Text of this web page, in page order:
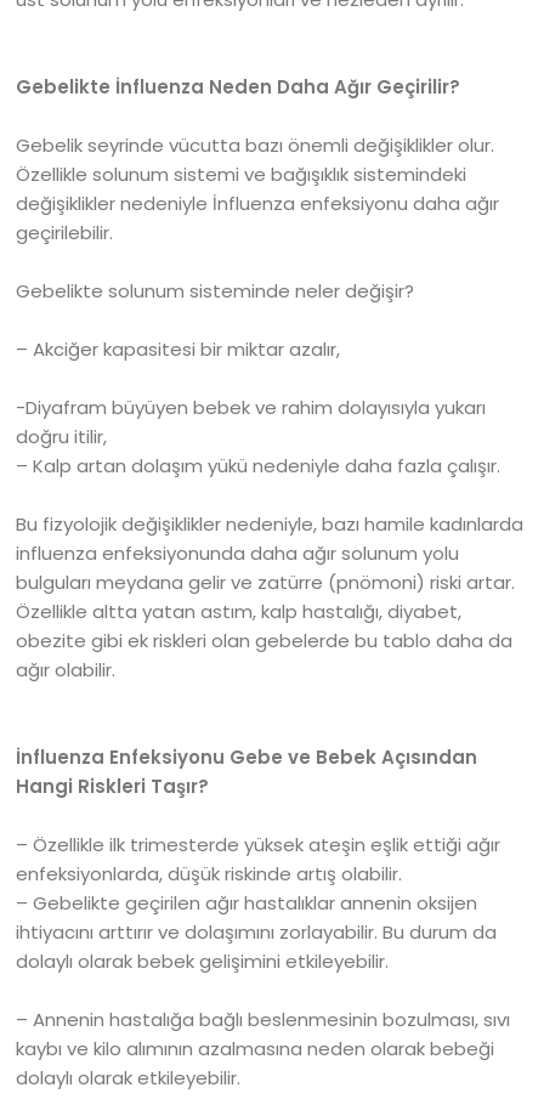
Gebelikte İnfluenza Neden Daha Ağır Geçirilir?
Gebelik seyrinde vücutta bazı önemli değişiklikler olur.
Özellikle solunum sistemi ve bağışıklık sistemindeki
değişiklikler nedeniyle İnfluenza enfeksiyonu daha ağır
geçirilebilir.
Gebelikte solunum sisteminde neler değişir?
– Akciğer kapasitesi bir miktar azalır,
-Diyafram büyüyen bebek ve rahim dolayısıyla yukarı
doğru itilir,
– Kalp artan dolaşım yükü nedeniyle daha fazla çalışır.
Bu fizyolojik değişiklikler nedeniyle, bazı hamile kadınlarda
influenza enfeksiyonunda daha ağır solunum yolu
bulguları meydana gelir ve zatürre (pnömoni) riski artar.
Özellikle altta yatan astım, kalp hastalığı, diyabet,
obezite gibi ek riskleri olan gebelerde bu tablo daha da
ağır olabilir.
İnfluenza Enfeksiyonu Gebe ve Bebek Açısından
Hangi Riskleri Taşır?
– Özellikle ilk trimesterde yüksek ateşin eşlik ettiği ağır
enfeksiyonlarda, düşük riskinde artış olabilir.
– Gebelikte geçirilen ağır hastalıklar annenin oksijen
ihtiyacını arttırır ve dolaşımını zorlayabilir. Bu durum da
dolaylı olarak bebek gelişimini etkileyebilir.
– Annenin hastalığa bağlı beslenmesinin bozulması, sıvı
kaybı ve kilo alımının azalmasına neden olarak bebeği
dolaylı olarak etkileyebilir.